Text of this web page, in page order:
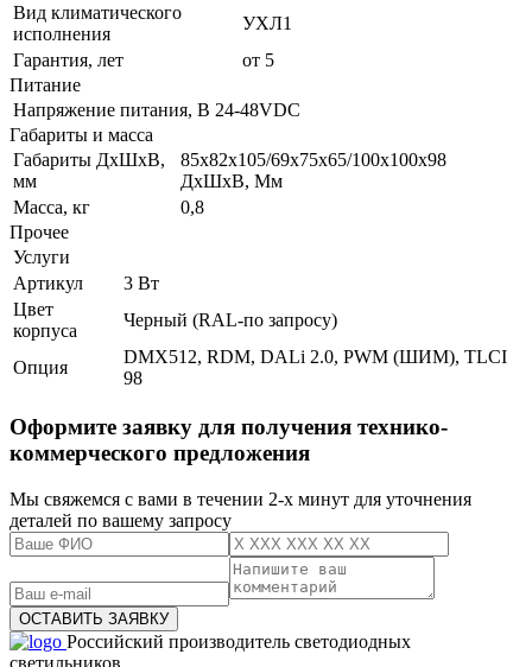
Вид климатического
исполнения
УХЛ1
Гарантия, лет
от 5
Питание
Напряжение питания, В 24-48VDC
Габариты и масса
Габариты ДхШхВ,
мм
85х82х105/69х75х65/100х100х98
ДхШхВ, Мм
Масса, кг
0,8
Прочее
Услуги
Артикул
3 Вт
Цвет
корпуса
Черный (RAL-по запросу)
Опция
DMX512, RDM, DALi 2.0, PWM (ШИМ), TLCI
98
Оформите заявку для получения технико-
коммерческого предложения
Мы свяжемся с вами в течении 2-х минут для уточнения
деталей по вашему запросу
Российский производитель светодиодных